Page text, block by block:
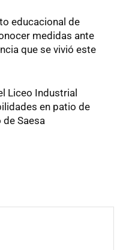
educacional de
medidas ante
que se vivió este
Liceo Industrial
en patio de
Saesa